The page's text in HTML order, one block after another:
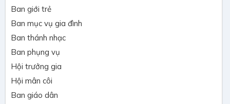
Ban giới trẻ
Ban mục vụ gia đình
Ban thánh nhạc
Ban phụng vụ
Hội trưởng gia
Hội mân côi
Ban giáo dân